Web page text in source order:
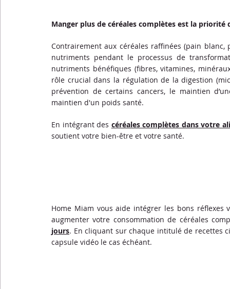
Conseils diététiques Techniques culinaires Divers
Manger plus de céréales complètes est la
Contrairement aux céréales raffinées (pain
nutriments pendant le processus de
nutriments bénéfiques (fibres, vitamines,
rôle crucial dans la régulation de la digestion
prévention de certains cancers, le maintien
maintien d'un poids santé.
En intégrant des céréales complètes dans votre
soutient votre bien-être et votre santé.
Home Miam vous aide intégrer les bons réflexes
augmenter votre consommation de céréales
jours. En cliquant sur chaque intitulé de recettes
capsule vidéo le cas échéant.